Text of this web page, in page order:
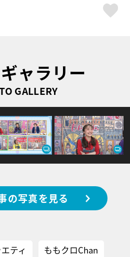
ャラリー
GALLERY
の写真を見る
ティ ももクロChan